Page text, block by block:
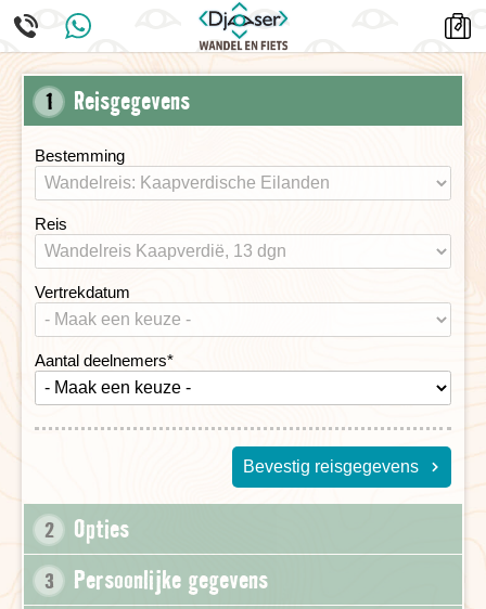
1 Reisgegevens
Bestemming
Reis
Vertrekdatum
Aantal deelnemers*
Bevestig reisgegevens
2 Opties
3 Persoonlijke gegevens